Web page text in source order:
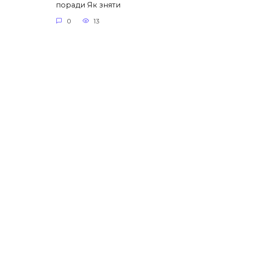
поради Як зняти
0 13